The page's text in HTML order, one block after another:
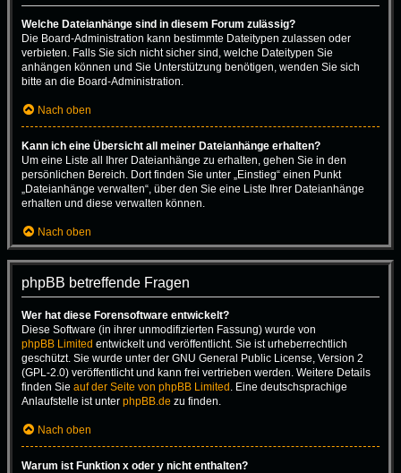
Welche Dateianhänge sind in diesem Forum zulässig?
Die Board-Administration kann bestimmte Dateitypen zulassen oder
verbieten. Falls Sie sich nicht sicher sind, welche Dateitypen Sie
anhängen können und Sie Unterstützung benötigen, wenden Sie sich
bitte an die Board-Administration.
Nach oben
Kann ich eine Übersicht all meiner Dateianhänge erhalten?
Um eine Liste all Ihrer Dateianhänge zu erhalten, gehen Sie in den
persönlichen Bereich. Dort finden Sie unter „Einstieg“ einen Punkt
„Dateianhänge verwalten“, über den Sie eine Liste Ihrer Dateianhänge
erhalten und diese verwalten können.
Nach oben
phpBB betreffende Fragen
Wer hat diese Forensoftware entwickelt?
Diese Software (in ihrer unmodifizierten Fassung) wurde von
phpBB Limited entwickelt und veröffentlicht. Sie ist urheberrechtlich
geschützt. Sie wurde unter der GNU General Public License, Version 2
(GPL-2.0) veröffentlicht und kann frei vertrieben werden. Weitere Details
finden Sie auf der Seite von phpBB Limited . Eine deutschsprachige
Anlaufstelle ist unter phpBB.de zu finden.
Nach oben
Warum ist Funktion x oder y nicht enthalten?